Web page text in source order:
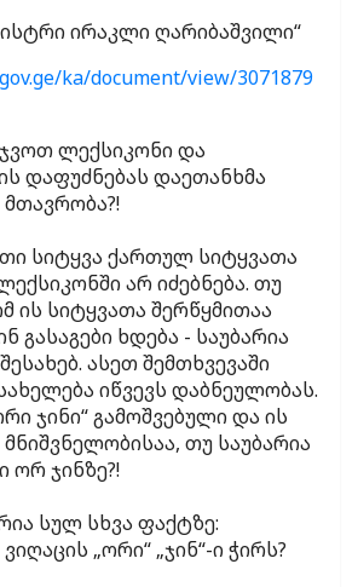
ირაკლი ღარიბაშვილი“
ka/document/view/3071879
ლექსიკონი და
დაფუძნებას დაეთანხმა
სიტყვა ქართულ სიტყვათა
არ იძებნება. თუ
ის სიტყვათა შერწყმითაა
გასაგები ხდება - საუბარია
ასეთ შემთხვევაში
იწვევს დაბნეულობას.
ჯინი“ გამოშვებული და ის
თუ საუბარია
ორ ჯინზე?!
სულ სხვა ფაქტზე:
„ორი“ „ჯინ“-ი ჭირს?